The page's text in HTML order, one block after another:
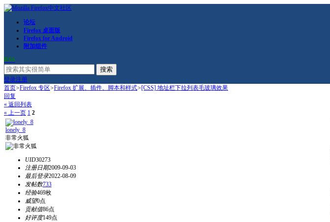
论坛
Firefox 桌面版
Firefox for Android
附加组件
RSS
搜索
登录注册
首页>Firefox 专区>Firefox 扩展、插件、脚本和样式>[CSS] 地址栏下拉列表毛玻璃效果
回复
« 返回列表
« 上一页 1 2
lonely_8
非常火狐
UID30273
注册日期2009-09-03
最后登录2022-08-09
发帖数733
经验469枚
威望0点
贡献值86点
好评度149点